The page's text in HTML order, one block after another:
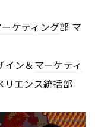
ケティング部 マ
ン＆マーケティ
リエンス統括部